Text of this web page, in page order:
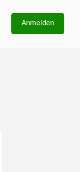
Anmelden